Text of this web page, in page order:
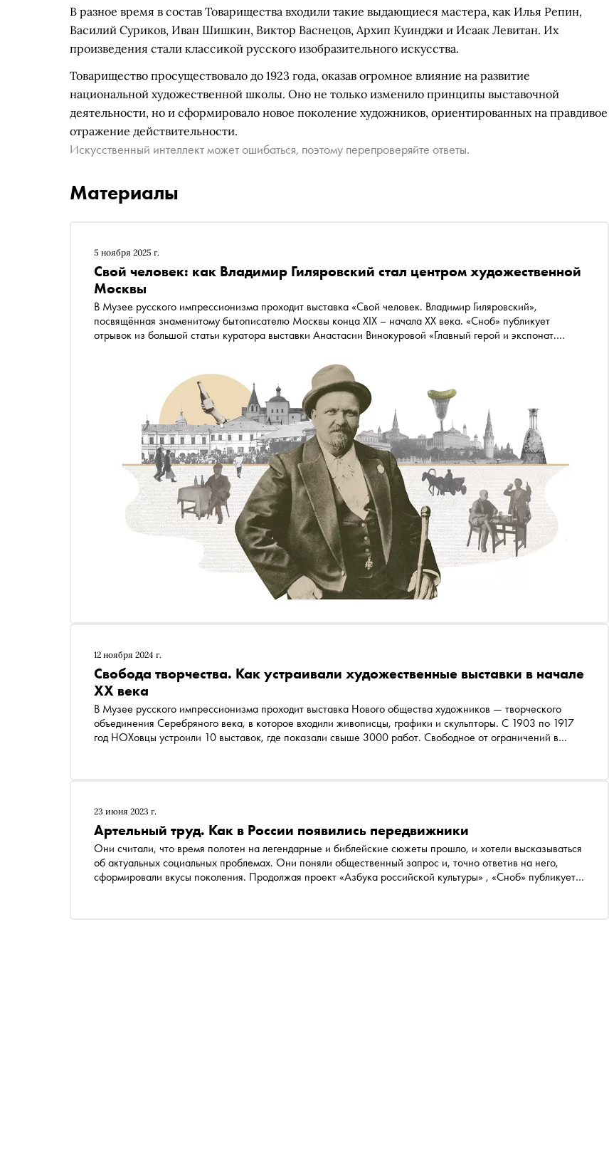
В разное время в состав Товарищества входили такие выдающиеся мастера, как Илья Репин,
Василий Суриков, Иван Шишкин, Виктор Васнецов, Архип Куинджи и Исаак Левитан. Их
произведения стали классикой русского изобразительного искусства.
Товарищество просуществовало до 1923 года, оказав огромное влияние на развитие
национальной художественной школы. Оно не только изменило принципы выставочной
деятельности, но и сформировало новое поколение художников, ориентированных на правдивое
отражение действительности.
Искусственный интеллект может ошибаться, поэтому перепроверяйте ответы.
Материалы
5 ноября 2025 г.
Свой человек: как Владимир Гиляровский стал центром художественной
Москвы
В Музее русского импрессионизма проходит выставка «Свой человек. Владимир Гиляровский»,
посвящённая знаменитому бытописателю Москвы конца XIX – начала XX века. «Сноб» публикует
отрывок из большой статьи куратора выставки Анастасии Винокуровой «Главный герой и экспонат.
12 ноября 2024 г.
Свобода творчества. Как устраивали художественные выставки в начале
XX века
В Музее русского импрессионизма проходит выставка Нового общества художников — творческого
объединения Серебряного века, в которое входили живописцы, графики и скульпторы. С 1903 по 1917
год НОХовцы устроили 10 выставок, где показали свыше 3000 работ. Свободное от ограничений в
23 июня 2023 г.
Артельный труд. Как в России появились передвижники
Они считали, что время полотен на легендарные и библейские сюжеты прошло, и хотели высказываться
об актуальных социальных проблемах. Они поняли общественный запрос и, точно ответив на него,
сформировали вкусы поколения. Продолжая проект «Азбука российской культуры» , «Сноб» публикует